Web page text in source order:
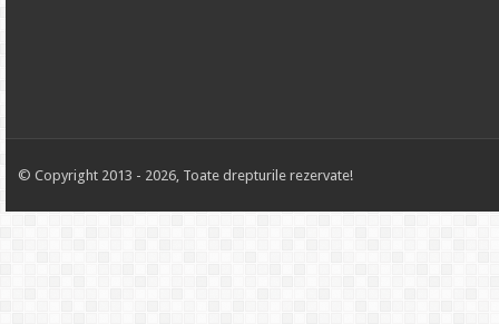
© Copyright 2013 - 2026, Toate drepturile rezervate!